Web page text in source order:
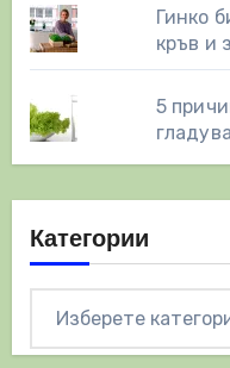
Гинко
кръв и
5
Категории